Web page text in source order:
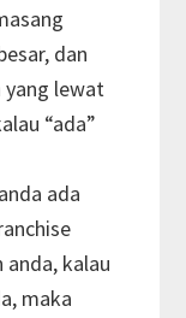
dan
yang lewat
“ada”
ada
kalau
maka